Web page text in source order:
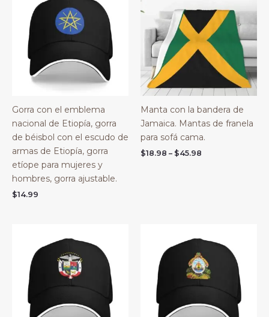
Gorra con el emblema
nacional de Etiopía, gorra
de béisbol con el escudo de
armas de Etiopía, gorra
etíope para mujeres y
hombres, gorra ajustable.
$14.99
Manta con la bandera de
Jamaica. Mantas de franela
para sofá cama.
$18.98 – $45.98